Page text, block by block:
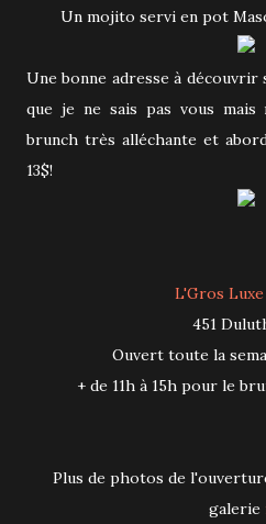
Un mojito servi en pot
Une bonne adresse à découvrir
que je ne sais pas vous
brunch très alléchante et
13$!
L'Gros
451
Ouvert toute la
+ de 11h à 15h pour le
Plus de photos de l'ouverture médiatique dans notre
galerie